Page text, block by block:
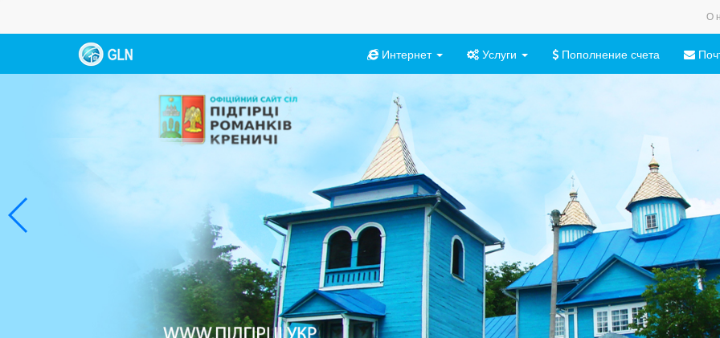
О
Интернет Услуги Пополнение счета